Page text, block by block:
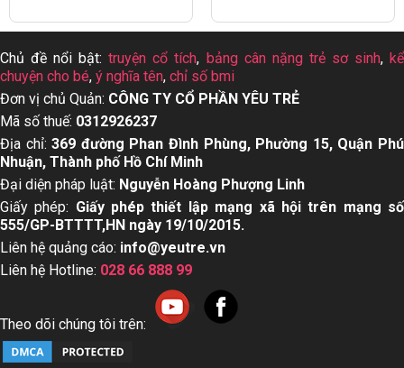
Chủ đề nổi bật:truyện cổ tích, bảng cân nặng trẻ sơ sinh, kể
chuyện cho bé, ý nghĩa tên, chỉ số bmi
Đơn vị chủ Quản: CÔNG TY CỔ PHẦN YÊU TRẺ
Mã số thuế: 0312926237
Địa chỉ:369 đường Phan Đình Phùng, Phường 15, Quận Phú
Nhuận, Thành phố Hồ Chí Minh
Đại diện pháp luật: Nguyễn Hoàng Phượng Linh
Giấy phép: Giấy phép thiết lập mạng xã hội trên mạng số
555/GP-BTTTT,HN ngày 19/10/2015.
Liên hệ quảng cáo: info@yeutre.vn
Liên hệ Hotline: 028 66 888 99
Theo dõi chúng tôi trên: